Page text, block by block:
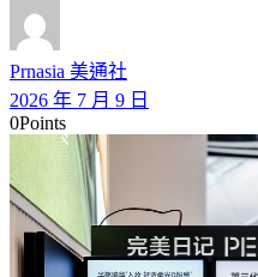
Prnasia 美通社
2026 年 7 月 9 日
0Points